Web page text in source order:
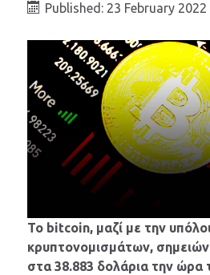
Published: 23 February 2022
Το bitcoin, μαζί με την
κρυπτονομισμάτων,
στα 38.883 δολάρια την ώρα